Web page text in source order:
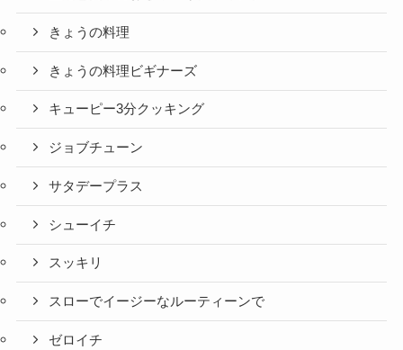
きょうの料理
きょうの料理ビギナーズ
キューピー3分クッキング
ジョブチューン
サタデープラス
シューイチ
スッキリ
スローでイージーなルーティーンで
ゼロイチ